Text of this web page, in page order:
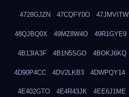
4728GJZN 47CQFY0O 47JMVITW
48QJBQ0X 49MZ8W4O 49R1GYE9
4B13IA3F 4B1N5SGO 4BOKJ6KQ
4D90P4CC 4DV2LKB3 4DWPQY14
4E402GTO 4E4R43JK 4EE6J1ME